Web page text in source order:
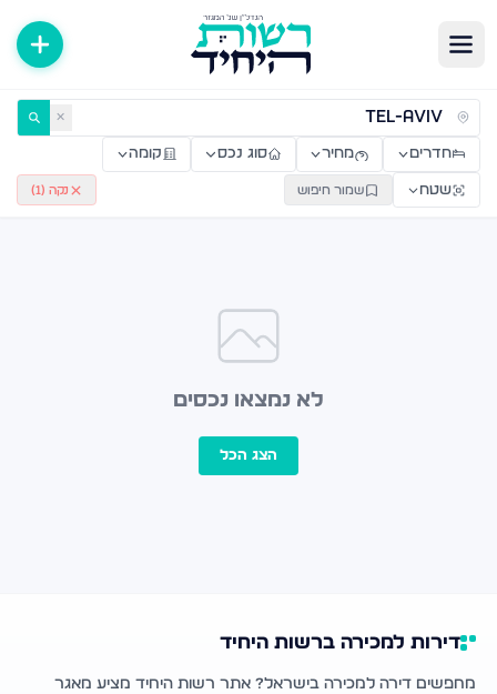
דירות למכירה ולהשכרה — רשות היחיד ✕
חדרים מחיר סוג נכס קומה
שטח שמור חיפוש נקה ( 1
)
לא נמצאו נכסים
הצג הכל
דירות למכירה ברשות היחיד
מחפשים דירה למכירה בישראל? אתר רשות היחיד מציע מאגר